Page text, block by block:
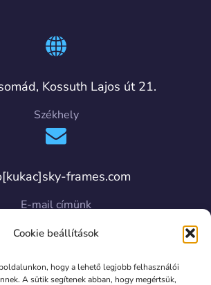
Cookie beállítások
hogy a lehető legjobb felhasználói
A sütik segítenek abban, hogy megértsük,
Kossuth Lajos út 21.
Székhely
frames.com
E-mail címünk